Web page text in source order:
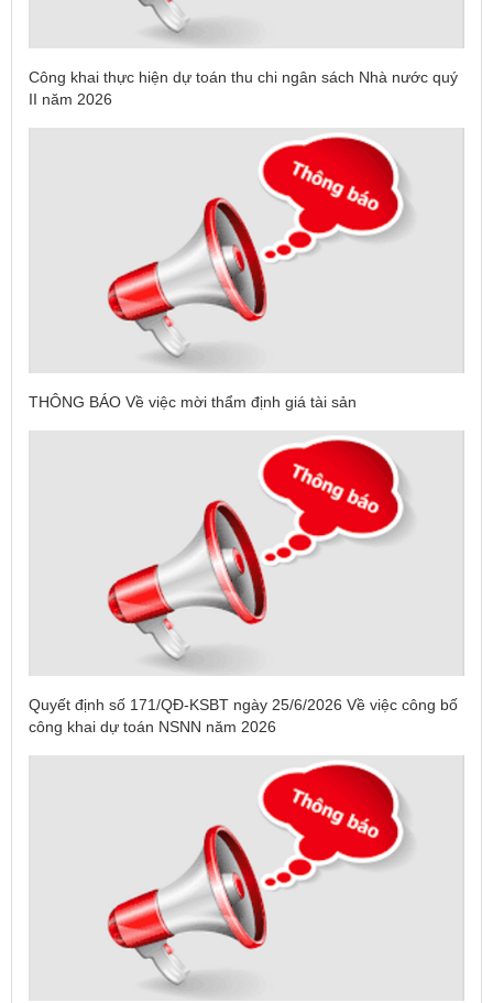
Công khai thực hiện dự toán thu chi ngân sách Nhà nước quý
II năm 2026
THÔNG BÁO Về việc mời thẩm định giá tài sản
Quyết định số 171/QĐ-KSBT ngày 25/6/2026 Về việc công bố
công khai dự toán NSNN năm 2026
(DANH SÁCH CÁC ĐỊA PHƯƠNG ĐANG THỰC HIỆN